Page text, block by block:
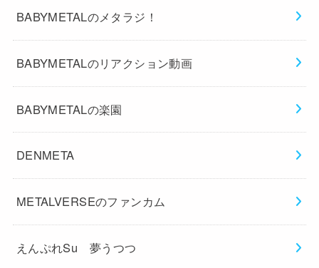
BABYMETALのメタラジ！
BABYMETALのリアクション動画
BABYMETALの楽園
DENMETA
METALVERSEのファンカム
えんぷれSu 夢うつつ